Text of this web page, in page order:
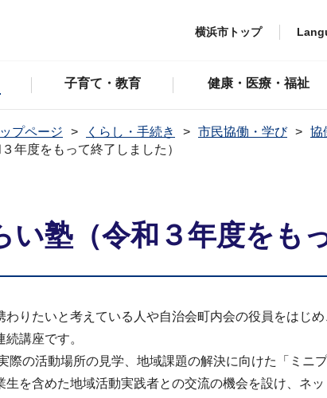
横浜市トップ
子育て・教育 健康・医療・福祉
プページ くらし・手続き 市民協働・学び 協
年度をもって終了しました）
塾（令和３年度をも
りたいと考えている人や自治会町内会の役員をはじ
講座です。
の活動場所の見学、地域課題の解決に向けた「ミニ
を含めた地域活動実践者との交流の機会を設け、ネ